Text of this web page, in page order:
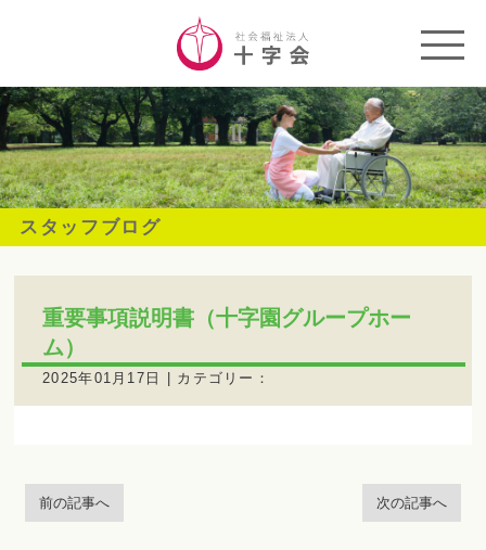
スタッフブログ
重要事項説明書（十字園グループホー
ム）
2025年01月17日 | カテゴリー：
前の記事へ 次の記事へ